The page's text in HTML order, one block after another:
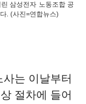
삼성전자 노동조합 공
. (사진=연합뉴스)
는 이날부터
절차에 들어